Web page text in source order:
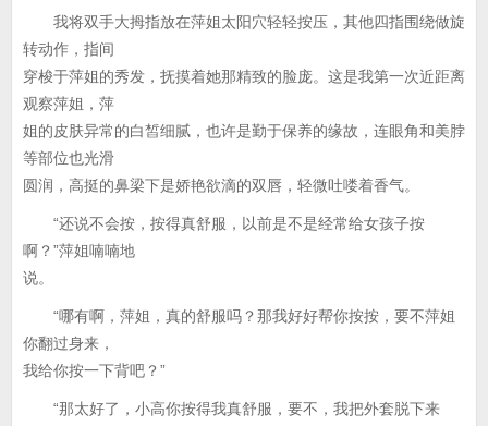
我将双手大拇指放在萍姐太阳穴轻轻按压，其他四指围绕做旋
转动作，指间
穿梭于萍姐的秀发，抚摸着她那精致的脸庞。这是我第一次近距离
观察萍姐，萍
姐的皮肤异常的白皙细腻，也许是勤于保养的缘故，连眼角和美脖
等部位也光滑
圆润，高挺的鼻梁下是娇艳欲滴的双唇，轻微吐喽着香气。
“还说不会按，按得真舒服，以前是不是经常给女孩子按
啊？”萍姐喃喃地
说。
“哪有啊，萍姐，真的舒服吗？那我好好帮你按按，要不萍姐
你翻过身来，
我给你按一下背吧？”
“那太好了，小高你按得我真舒服，要不，我把外套脱下来